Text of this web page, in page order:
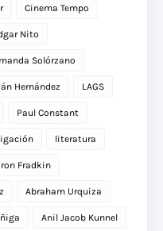
Cinema Tempo
Nito
Solórzano
Hernández LAGS
Paul Constant
literatura
Fradkin
Abraham Urquiza
Anil Jacob Kunnel